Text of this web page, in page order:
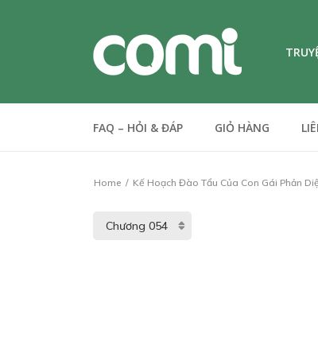
FAQ – HỎI & ĐÁP GIỎ HÀNG
Home Kế Hoạch Đào Tẩu Của Con Gái Phản